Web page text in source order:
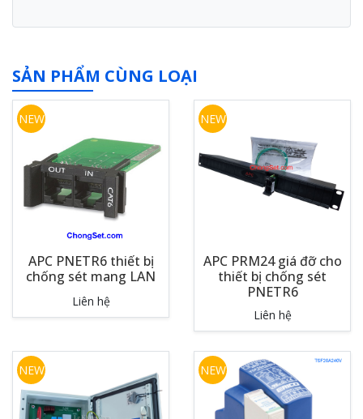
SẢN PHẨM CÙNG LOẠI
NEW
APC PNETR6 thiết bị
chống sét mang LAN
Liên hệ
NEW
APC PRM24 giá đỡ cho
thiết bị chống sét
PNETR6
Liên hệ
NEW NEW